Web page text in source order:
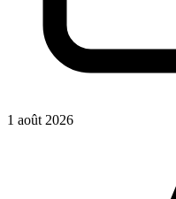
1 août 2026